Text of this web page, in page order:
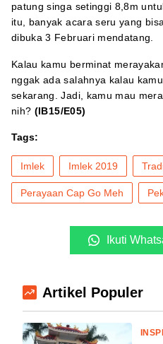
patung singa setinggi 8,8m
itu, banyak acara seru yang
dibuka 3 Februari mendatang.
Kalau kamu berminat
nggak ada salahnya kalau
sekarang. Jadi, kamu mau
nih? (IB15/E05)
Tags:
Imlek Imlek 2019
Perayaan Cap Go Meh
Ikuti
Artikel Populer